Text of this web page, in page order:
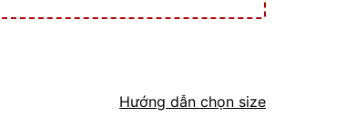
Hướng dẫn chọn size